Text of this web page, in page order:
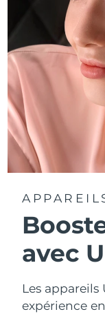
avec
Les
expérience
Turquie
Émirats
Royaume-Uni
États-Unis
Ouzbékistan